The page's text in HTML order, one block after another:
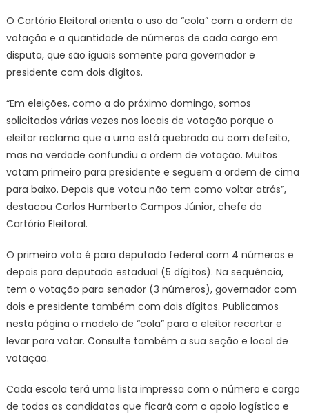
O Cartório Eleitoral orienta o uso da “cola” com a ordem de
votação e a quantidade de números de cada cargo em
disputa, que são iguais somente para governador e
presidente com dois dígitos.
“Em eleições, como a do próximo domingo, somos
solicitados várias vezes nos locais de votação porque o
eleitor reclama que a urna está quebrada ou com defeito,
mas na verdade confundiu a ordem de votação. Muitos
votam primeiro para presidente e seguem a ordem de cima
para baixo. Depois que votou não tem como voltar atrás”,
destacou Carlos Humberto Campos Júnior, chefe do
Cartório Eleitoral.
O primeiro voto é para deputado federal com 4 números e
depois para deputado estadual (5 dígitos). Na sequência,
tem o votação para senador (3 números), governador com
dois e presidente também com dois dígitos. Publicamos
nesta página o modelo de “cola” para o eleitor recortar e
levar para votar. Consulte também a sua seção e local de
votação.
Cada escola terá uma lista impressa com o número e cargo
de todos os candidatos que ficará com o apoio logístico e